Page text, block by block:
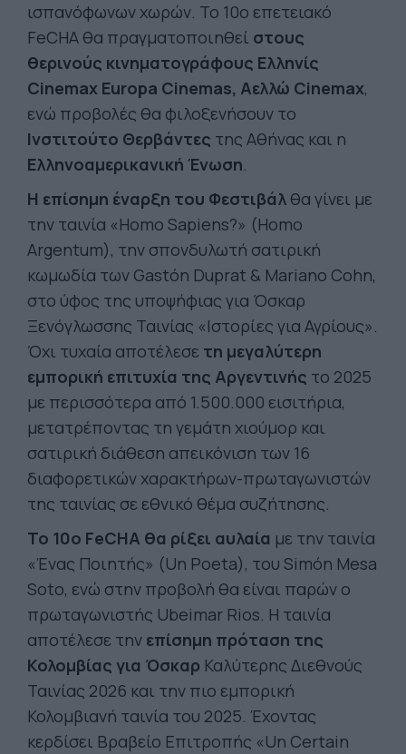
ισπανόφωνων χωρών. Το 10ο επετειακό
FeCHA θα πραγματοποιηθεί στους
θερινούς κινηματογράφους Ελληνίς
Cinemax Europa Cinemas, Αελλώ Cinemax,
ενώ προβολές θα φιλοξενήσουν το
Ινστιτούτο Θερβάντες της Αθήνας και η
Ελληνοαμερικανική Ένωση.
Η επίσημη έναρξη του Φεστιβάλ θα γίνει με
την ταινία «Homo Sapiens?» (Homo
Argentum), την σπονδυλωτή σατιρική
κωμωδία των Gastón Duprat & Mariano Cohn,
στο ύφος της υποψήφιας για Όσκαρ
Ξενόγλωσσης Ταινίας «Ιστορίες για Αγρίους».
Όχι τυχαία αποτέλεσε τη μεγαλύτερη
εμπορική επιτυχία της Αργεντινής το 2025
με περισσότερα από 1.500.000 εισιτήρια,
μετατρέποντας τη γεμάτη χιούμορ και
σατιρική διάθεση απεικόνιση των 16
διαφορετικών χαρακτήρων-πρωταγωνιστών
της ταινίας σε εθνικό θέμα συζήτησης.
Το 10ο FeCHA θα ρίξει αυλαία με την ταινία
«Ένας Ποιητής» (Un Poeta), του Simón Mesa
Soto, ενώ στην προβολή θα είναι παρών ο
πρωταγωνιστής Ubeimar Rios. Η ταινία
αποτέλεσε την επίσημη πρόταση της
Κολομβίας για Όσκαρ Καλύτερης Διεθνούς
Ταινίας 2026 και την πιο εμπορική
Κολομβιανή ταινία του 2025. Έχοντας
κερδίσει Βραβείο Επιτροπής «Un Certain